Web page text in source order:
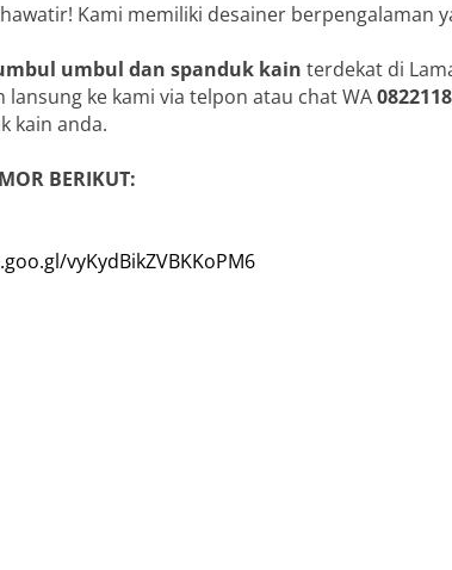
Kami memiliki desainer berpengalaman
umbul dan spanduk kain terdekat di
lansung ke kami via telpon atau chat WA
kain anda.
BERIKUT:
vyKydBikZVBKKoPM6